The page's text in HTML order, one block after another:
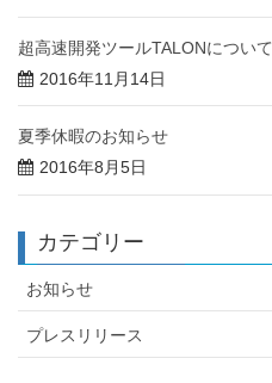
超高速開発ツールTALONについて
2016年11月14日
夏季休暇のお知らせ
2016年8月5日
カテゴリー
お知らせ
プレスリリース